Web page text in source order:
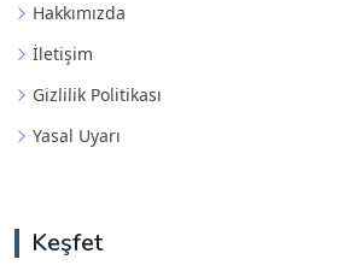
Hakkımızda
İletişim
Gizlilik Politikası
Yasal Uyarı
Keşfet